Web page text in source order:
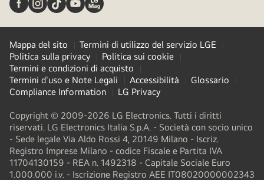
Mappa del sito
Termini di utilizzo del servizio LGE
Politica sulla privacy
Politica sui cookie
Termini e condizioni di acquisto
Termini d'uso e Note Legali
Accessibilità
Glossario
Compliance Information
LG Privacy
Copyright © 2009-2026 LG Electronics. Tutti i diritti
riservati. LG Electronics Italia S.p.A. - Società con socio unico
- Sede legale Via Aldo Rossi 4, 20149 Milano - Iscriz.
Registro Imprese Milano - codice Fiscale e Partita IVA
11704130159 - REA n. 1492318 - Capitale Sociale Euro
1.000.000 i.v. - Iscrizione Registro AEE IT08020000002343​